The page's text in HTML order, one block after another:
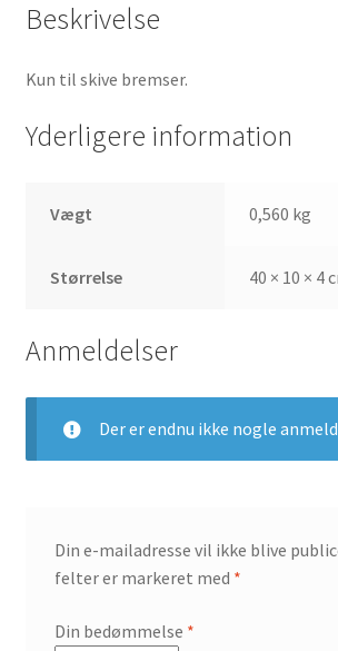
Beskrivelse
Kun til skive bremser.
Yderligere information
Vægt 0,560 kg
Størrelse 40 × 10 × 4
Anmeldelser
Der er endnu ikke nogle
Din e-mailadresse vil ikke blive
felter er markeret med *
Din bedømmelse *